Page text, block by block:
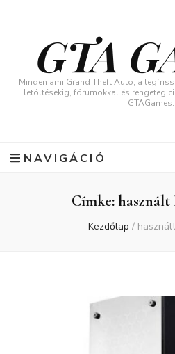
GTA
Minden ami Grand Theft Auto, a
letöltésekig, fórumokkal és rengeteg
NAVIGÁCIÓ
Címke:használt
Kezdőlap /